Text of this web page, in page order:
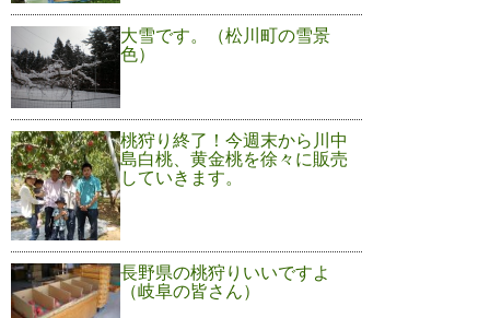
大雪です。（松川町の雪景
色）
桃狩り終了！今週末から川中
島白桃、黄金桃を徐々に販売
していきます。
長野県の桃狩りいいですよ
（岐阜の皆さん）